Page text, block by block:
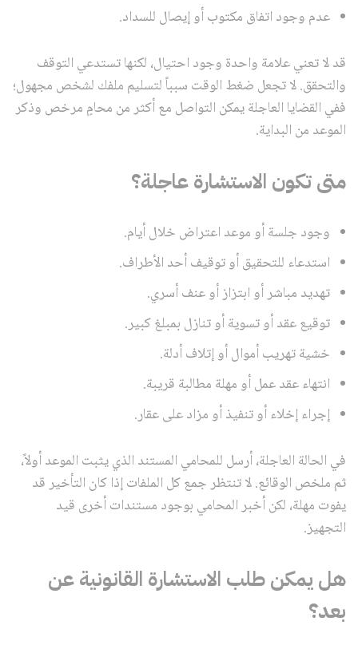
عدم وجود اتفاق مكتوب أو إيصال للسداد.
قد لا تعني علامة واحدة وجود احتيال، لكنها تستدعي التوقف
والتحقق. لا تجعل ضغط الوقت سبباً لتسليم ملفك لشخص مجهول؛
ففي القضايا العاجلة يمكن التواصل مع أكثر من محامٍ مرخص وذكر
الموعد من البداية.
متى تكون الاستشارة عاجلة؟
وجود جلسة أو موعد اعتراض خلال أيام.
استدعاء للتحقيق أو توقيف أحد الأطراف.
تهديد مباشر أو ابتزاز أو عنف أسري.
توقيع عقد أو تسوية أو تنازل بمبلغ كبير.
خشية تهريب أموال أو إتلاف أدلة.
انتهاء عقد عمل أو مهلة مطالبة قريبة.
إجراء إخلاء أو تنفيذ أو مزاد على عقار.
في الحالة العاجلة، أرسل للمحامي المستند الذي يثبت الموعد أولاً،
ثم ملخص الوقائع. لا تنتظر جمع كل الملفات إذا كان التأخير قد
يفوت مهلة، لكن أخبر المحامي بوجود مستندات أخرى قيد
التجهيز.
هل يمكن طلب الاستشارة القانونية عن
بعد؟